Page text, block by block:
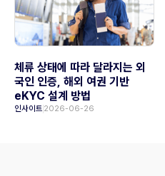
체류 상태에 따라 달라지는 외
국인 인증, 해외 여권 기반
eKYC 설계 방법
인사이트 2026-06-26